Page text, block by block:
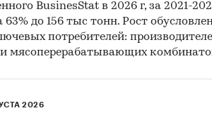
BusinesStat в 2026 г, за 2021-
до 156 тыс тонн. Рост
потребителей:
мясоперерабатывающих
2026